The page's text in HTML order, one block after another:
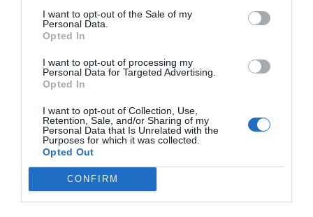
I want to opt-out of the Sale of my
Personal Data.
Opted In
I want to opt-out of processing my
Personal Data for Targeted Advertising.
Opted In
I want to opt-out of Collection, Use,
Retention, Sale, and/or Sharing of my
Personal Data that Is Unrelated with the
Purposes for which it was collected.
Opted Out
CONFIRM
por Redacción
Artículos anteriores
Opinión
por Eulogio López